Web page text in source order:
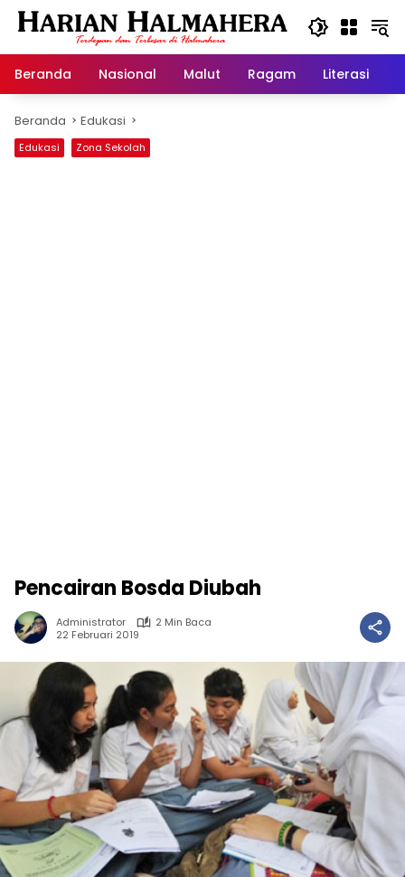
Langsung
Beranda
Nasional Malut Ragam Literasi
Beranda Edukasi
Edukasi Zona Sekolah
Pencairan Bosda Diubah
Administrator
2 Min Baca
22 Februari 2019